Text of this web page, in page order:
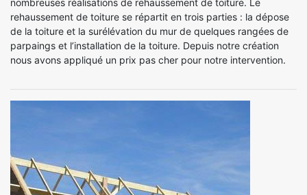
rehaussement de toiture se répartit en trois parties : la dépose
de la toiture et la surélévation du mur de quelques rangées de
parpaings et l’installation de la toiture. Depuis notre création
nous avons appliqué un prix pas cher pour notre intervention.